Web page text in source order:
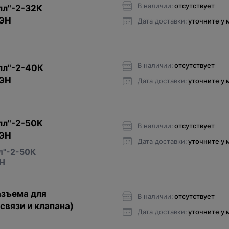
2-32К
В наличии: отсутствует
Дата доставки: уточните у
2-40К
В наличии:отсутствует
Дата доставки:уточните у
2-50К
2-50К
В наличии: отсутствует
Дата доставки: уточните у
для
и клапана)
В наличии: отсутствует
Дата доставки: уточните у